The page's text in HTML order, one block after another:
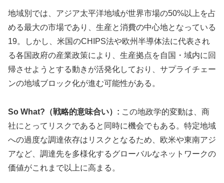
地域別では、アジア太平洋地域が世界市場の50%以上を占
める最大の市場であり、生産と消費の中心地となっている
19。しかし、米国のCHIPS法や欧州半導体法に代表され
る各国政府の産業政策により、生産拠点を自国・域内に回
帰させようとする動きが活発化しており、サプライチェー
ンの地域ブロック化が進む可能性がある。
So What?（戦略的意味合い）: この地政学的変動は、商
社にとってリスクであると同時に機会でもある。特定地域
への過度な調達依存はリスクとなるため、欧米や東南アジ
アなど、調達先を多様化するグローバルなネットワークの
価値がこれまで以上に高まる。